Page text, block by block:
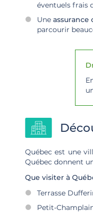
éventuels frais
Une
parcourir
Québec est une
Québec donnent
Que visiter à
Terrasse
Petit-